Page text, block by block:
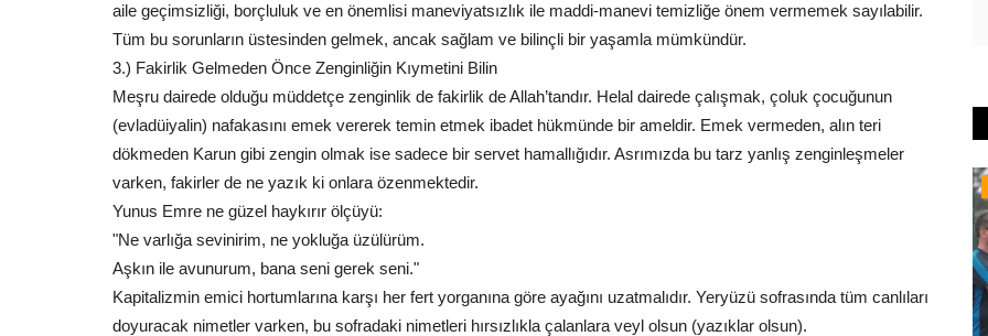
aile geçimsizliği, borçluluk ve en önemlisi maneviyatsızlık ile maddi-manevi temizliğe önem vermemek sayılabilir.
Tüm bu sorunların üstesinden gelmek, ancak sağlam ve bilinçli bir yaşamla mümkündür.
3.) Fakirlik Gelmeden Önce Zenginliğin Kıymetini Bilin
Meşru dairede olduğu müddetçe zenginlik de fakirlik de Allah’tandır. Helal dairede çalışmak, çoluk çocuğunun
(evladüiyalin) nafakasını emek vererek temin etmek ibadet hükmünde bir ameldir. Emek vermeden, alın teri
dökmeden Karun gibi zengin olmak ise sadece bir servet hamallığıdır. Asrımızda bu tarz yanlış zenginleşmeler
varken, fakirler de ne yazık ki onlara özenmektedir.
Yunus Emre ne güzel haykırır ölçüyü:
"Ne varlığa sevinirim, ne yokluğa üzülürüm.
Aşkın ile avunurum, bana seni gerek seni."
Kapitalizmin emici hortumlarına karşı her fert yorganına göre ayağını uzatmalıdır. Yeryüzü sofrasında tüm canlıları
doyuracak nimetler varken, bu sofradaki nimetleri hırsızlıkla çalanlara veyl olsun (yazıklar olsun).
Şanlıurfa